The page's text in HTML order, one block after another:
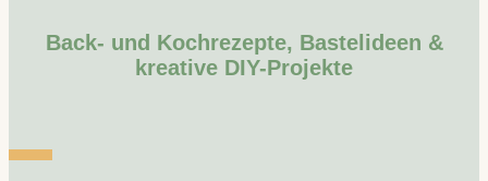
Back- und Kochrezepte, Bastelideen &
kreative DIY-Projekte